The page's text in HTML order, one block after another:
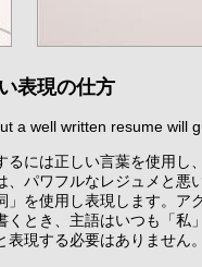
表現の仕方
a well written resume will
には正しい言葉を使用し
、パワフルなレジュメと
を使用し表現します。ア
とき、主語はいつも「私
現する必要はありません。